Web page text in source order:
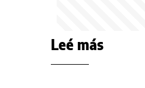
Leé más